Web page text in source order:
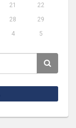
21
22
28
29
4 5